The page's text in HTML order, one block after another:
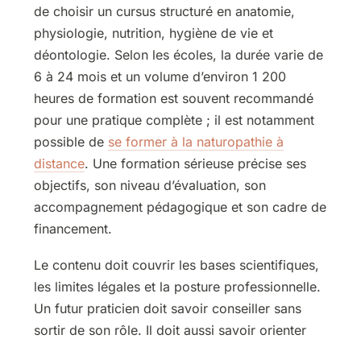
de choisir un cursus structuré en anatomie,
physiologie, nutrition, hygiène de vie et
déontologie. Selon les écoles, la durée varie de
6 à 24 mois et un volume d’environ 1 200
heures de formation est souvent recommandé
pour une pratique complète ; il est notamment
possible de se former à la naturopathie à
distance. Une formation sérieuse précise ses
objectifs, son niveau d’évaluation, son
accompagnement pédagogique et son cadre de
financement.
Le contenu doit couvrir les bases scientifiques,
les limites légales et la posture professionnelle.
Un futur praticien doit savoir conseiller sans
sortir de son rôle. Il doit aussi savoir orienter